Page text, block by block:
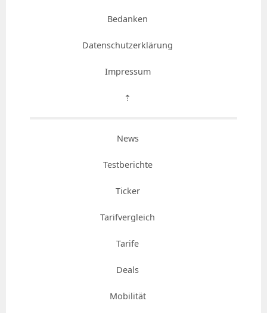
Bedanken
Datenschutzerklärung
Impressum
⇡
News
Testberichte
Ticker
Tarifvergleich
Tarife
Deals
Mobilität